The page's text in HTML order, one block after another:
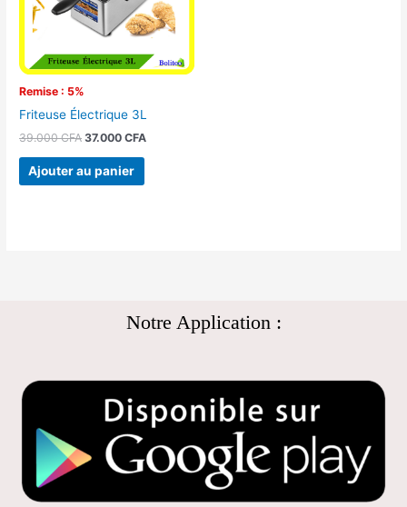
Remise : 5%
Friteuse Électrique 3L
39.000CFA 37.000CFA
Ajouter au panier
Notre Application :